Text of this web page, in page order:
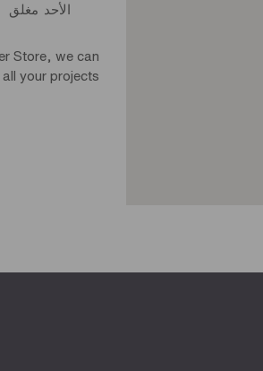
الأحد
مغلق
Store, we can
your projects